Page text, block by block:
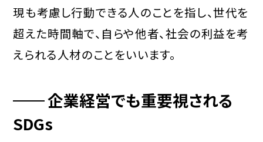
現も考慮し行動できる人のことを指し、世代を
超えた時間軸で、自らや他者、社会の利益を考
えられる人材のことをいいます。
企業経営でも重要視される
SDGs